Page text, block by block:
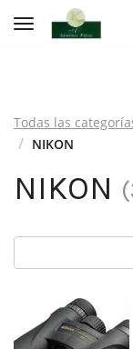
Toggle navigation
Todas las
NIKON
NIKON (